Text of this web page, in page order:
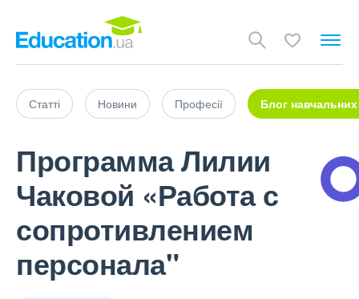
Статті Новини Професії Блог навчальних
Программа Лилии
Чаковой «Работа с
сопротивлением
персонала"